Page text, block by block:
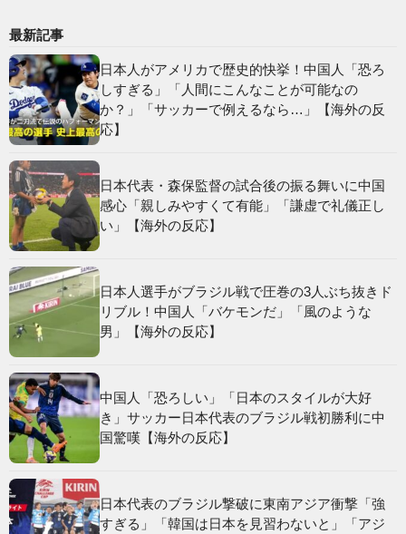
最新記事
日本人がアメリカで歴史的快挙！中国人「恐ろ
しすぎる」「人間にこんなことが可能なの
か？」「サッカーで例えるなら…」【海外の反
応】
日本代表・森保監督の試合後の振る舞いに中国
感心「親しみやすくて有能」「謙虚で礼儀正し
い」【海外の反応】
日本人選手がブラジル戦で圧巻の3人ぶち抜きド
リブル！中国人「バケモンだ」「風のような
男」【海外の反応】
中国人「恐ろしい」「日本のスタイルが大好
き」サッカー日本代表のブラジル戦初勝利に中
国驚嘆【海外の反応】
日本代表のブラジル撃破に東南アジア衝撃「強
すぎる」「韓国は日本を見習わないと」「アジ